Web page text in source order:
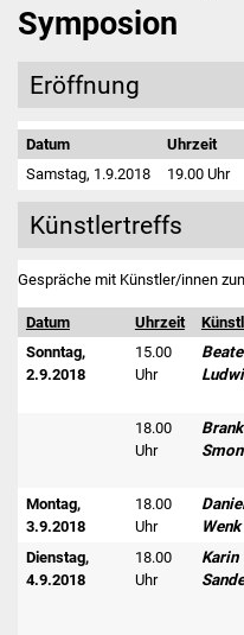
Symposion
Eröffnung
Datum Uhrzeit
Samstag, 1.9.2018
19.00 Uhr
Künstlertreffs
Gespräche mit Künstler/innen
Datum Uhrzeit
Sonntag,
2.9.2018
15.00
Uhr
Beate
18.00
Uhr
Smon
Montag,
3.9.2018
18.00
Uhr
Wenk
Dienstag,
4.9.2018
18.00
Uhr
Karin